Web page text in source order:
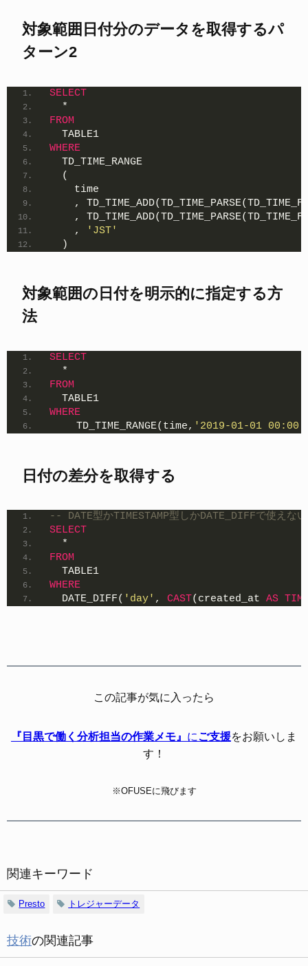
対象範囲日付分のデータを取得するパ
ターン2
SELECT
  *
FROM
  TABLE1
WHERE
  TD_TIME_RANGE
  (
    time
,
,
    ,
'JST'
  )
対象範囲の日付を明示的に指定する方
法
SELECT
  *
FROM
  TABLE1
WHERE
TD_TIME_RANGE(time, '2019-01-01
日付の差分を取得する
-- DATE型かTIMESTAMP型しかDATE_DIFFで使えな
SELECT
  *
FROM
  TABLE1
WHERE
  DATE_DIFF(
'day' , CAST(created_at AS
この記事が気に入ったら
『目黒で働く分析担当の作業メモ』 にご支援をお願いしま
す！
※OFUSEに飛びます
関連キーワード
Presto トレジャーデータ
技術の関連記事